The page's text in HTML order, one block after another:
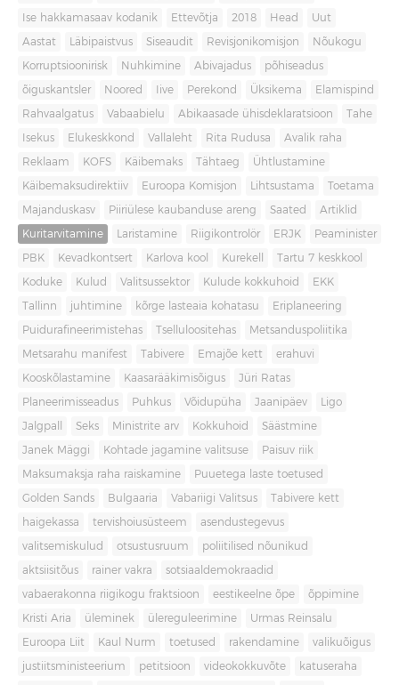
Ise hakkamasaav kodanik Ettevõtja 2018 Head Uut
Aastat Läbipaistvus Siseaudit Revisjonikomisjon Nõukogu
Korruptsioonirisk Nuhkimine Abivajadus põhiseadus
õiguskantsler Noored Iive Perekond Üksikema Elamispind
Rahvaalgatus Vabaabielu Abikaasade ühisdeklaratsioon Tahe
Isekus Elukeskkond Vallaleht Rita Rudusa Avalik raha
Reklaam KOFS Käibemaks Tähtaeg Ühtlustamine
Käibemaksudirektiiv Euroopa Komisjon Lihtsustama Toetama
Majanduskasv Piiriülese kaubanduse areng Saated Artiklid
Kuritarvitamine Laristamine Riigikontrolör ERJK Peaminister
PBK Kevadkontsert Karlova kool Kurekell Tartu 7 keskkool
Koduke Kulud Valitsussektor Kulude kokkuhoid EKK
Tallinn juhtimine kõrge lasteaia kohatasu Eriplaneering
Puidurafineerimistehas Tselluloositehas Metsanduspoliitika
Metsarahu manifest Tabivere Emajõe kett erahuvi
Kooskõlastamine Kaasarääkimisõigus Jüri Ratas
Planeerimisseadus Puhkus Võidupüha Jaanipäev Ligo
Jalgpall Seks Ministrite arv Kokkuhoid Säästmine
Janek Mäggi Kohtade jagamine valitsuse Paisuv riik
Maksumaksja raha raiskamine Puuetega laste toetused
Golden Sands Bulgaaria Vabariigi Valitsus Tabivere kett
haigekassa tervishoiusüsteem asendustegevus
valitsemiskulud otsustusruum poliitilised nõunikud
aktsiisitõus rainer vakra sotsiaaldemokraadid
vabaerakonna riigikogu fraktsioon eestikeelne õpe õppimine
Kristi Aria üleminek ülereguleerimine Urmas Reinsalu
Euroopa Liit Kaul Nurm toetused rakendamine valikuõigus
justiitsministeerium petitsioon videokokkuvõte katuseraha